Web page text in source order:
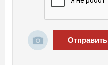
Отправить